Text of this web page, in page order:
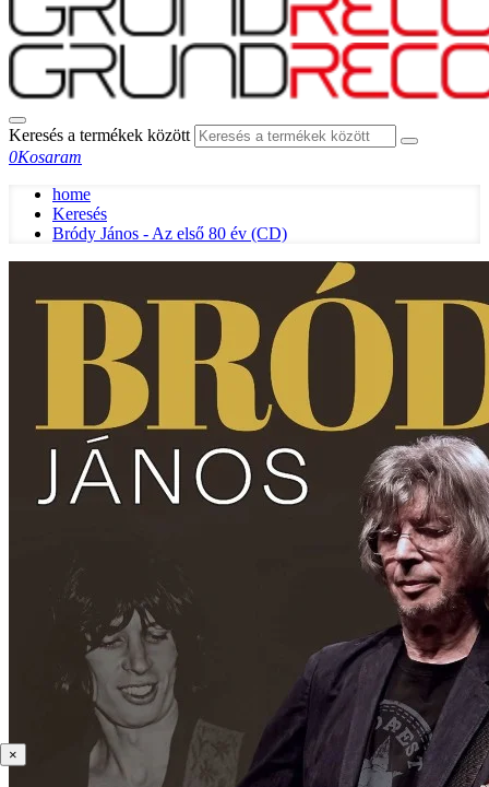
Keresés a termékek között
0Kosaram
home
Keresés
Bródy János - Az első 80 év (CD)
×